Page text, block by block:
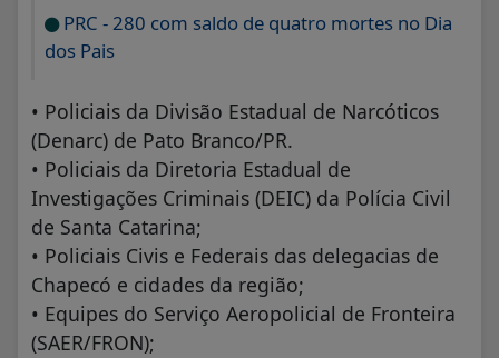
PRC - 280 com saldo de quatro mortes no Dia
dos Pais
• Policiais da Divisão Estadual de Narcóticos
(Denarc) de Pato Branco/PR.
• Policiais da Diretoria Estadual de
Investigações Criminais (DEIC) da Polícia Civil
de Santa Catarina;
• Policiais Civis e Federais das delegacias de
Chapecó e cidades da região;
• Equipes do Serviço Aeropolicial de Fronteira
(SAER/FRON);